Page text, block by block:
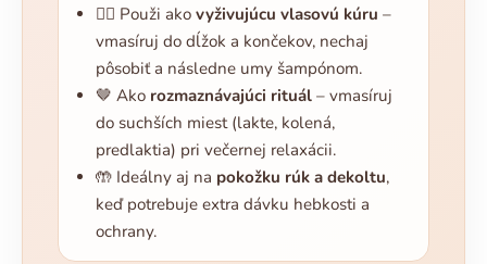
💇‍♀️ Použi ako vyživujúcu vlasovú kúru –
vmasíruj do dĺžok a končekov, nechaj
pôsobiť a následne umy šampónom.
🤎 Ako rozmaznávajúci rituál– vmasíruj
do suchších miest (lakte, kolená,
predlaktia) pri večernej relaxácii.
🤲 Ideálny aj na pokožku rúk a dekoltu,
keď potrebuje extra dávku hebkosti a
ochrany.